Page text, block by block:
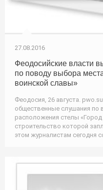
27.08.2016
Феодосийские власти
по поводу выбора
воинской славы»
Феодосия, 26 августа.
общественные слушания по
расположения стелы
строительство которой
этом журналистам сегодня